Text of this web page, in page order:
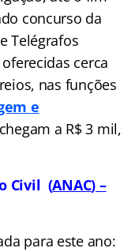
concurso da
e Telégrafos
cerca
nas funções
e
a R$ 3 mil,
Civil (ANAC) –
para este ano: